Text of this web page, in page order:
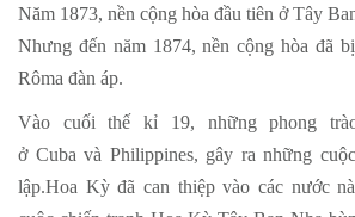
Năm 1873, nền cộng hòa đầu tiên ở Tây
Nhưng đến năm 1874, nền cộng hòa đã
Rôma đàn áp.
Vào cuối thế kỉ 19, những phong
ở Cuba và Philippines, gây ra những
lập.Hoa Kỳ đã can thiệp vào các nước